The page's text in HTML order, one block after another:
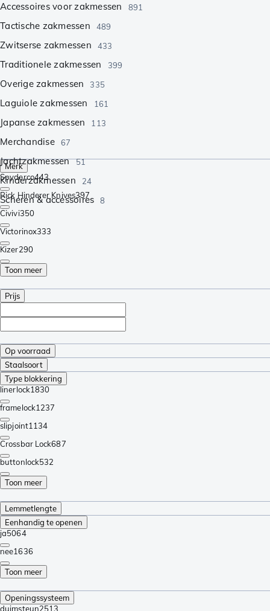
Accessoires voor zakmessen 891
Tactische zakmessen 489
Zwitserse zakmessen 433
Traditionele zakmessen 399
Overige zakmessen 335
Laguiole zakmessen 161
Japanse zakmessen 113
Merchandise 67
Jachtzakmessen 51
Kinderzakmessen 24
Scheren & accessoires 8
Merk
Spyderco443
Rick Hinderer Knives397
Civivi350
Victorinox333
Kizer290
Toon meer
Prijs
Op voorraad
Staalsoort
Type blokkering
linerlock1830
framelock1237
slipjoint1134
Crossbar Lock687
buttonlock532
Toon meer
Lemmetlengte
Eenhandig te openen
ja5064
nee1636
Toon meer
Openingssysteem
duimsteun2513